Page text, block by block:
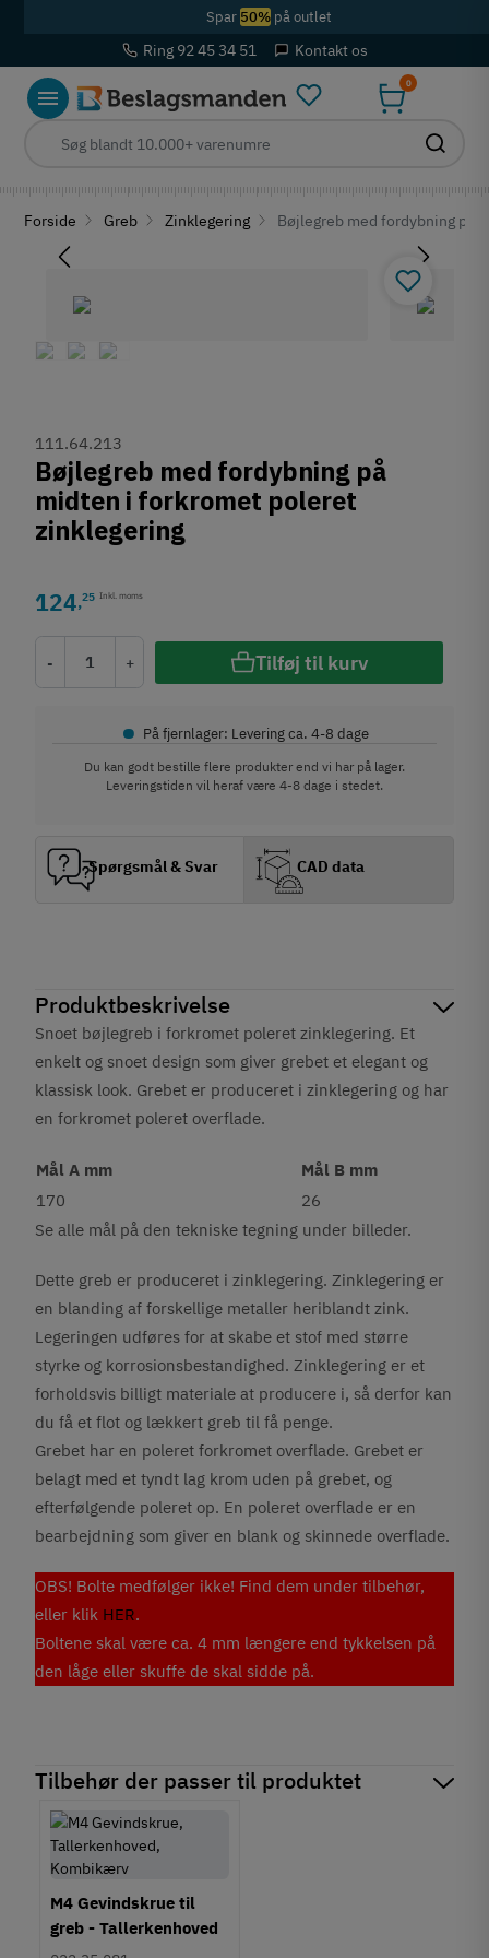
Spar 50%på outlet
Ring 92 45 34 51 Kontakt os
0
Forside Greb Zinklegering Bøjlegreb med fordybning på
Produktbeskrivelse
Snoet bøjlegreb i forkromet poleret zinklegering. Et
enkelt og snoet design som giver grebet et elegant og
klassisk look. Grebet er produceret i zinklegering og har
en forkromet poleret overflade.
Mål A mm
Mål B mm
170
26
Se alle mål på den tekniske tegning under billeder.
Dette greb er produceret i zinklegering. Zinklegering er
en blanding af forskellige metaller heriblandt zink.
Legeringen udføres for at skabe et stof med større
styrke og korrosionsbestandighed. Zinklegering er et
forholdsvis billigt materiale at producere i, så derfor kan
du få et flot og lækkert greb til få penge.
Grebet har en poleret forkromet overflade. Grebet er
belagt med et tyndt lag krom uden på grebet, og
efterfølgende poleret op. En poleret overflade er en
bearbejdning som giver en blank og skinnede overflade.
OBS! Bolte medfølger ikke! Find dem under tilbehør,
eller klik HER.
Boltene skal være ca. 4 mm længere end tykkelsen på
den låge eller skuffe de skal sidde på.
Tilbehør der passer til produktet
M4 Gevindskrue til
greb - Tallerkenhoved
- Krydskærv
111.64.213
Bøjlegreb med fordybning på
midten i forkromet poleret
zinklegering
124,25 Inkl. moms
- + Tilføj til kurv
• På fjernlager: Levering ca. 4-8 dage
Du kan godt bestille flere produkter end vi har på lager.
Leveringstiden vil heraf være 4-8 dage i stedet.
Spørgsmål & Svar CAD data